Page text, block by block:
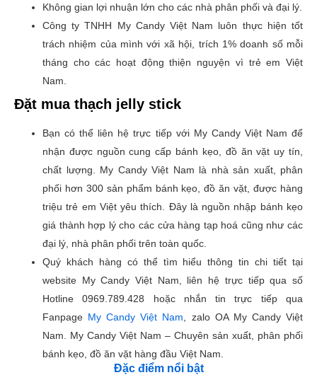
Không gian lợi nhuận lớn cho các nhà phân phối và đại lý.
Công ty TNHH My Candy Việt Nam luôn thực hiện tốt
trách nhiệm của mình với xã hội, trích 1% doanh số mỗi
tháng cho các hoạt động thiện nguyện vì trẻ em Việt
Nam.
Đặt mua thạch jelly stick
Bạn có thể liên hệ trực tiếp với My Candy Việt Nam để
nhận được nguồn cung cấp bánh kẹo, đồ ăn vặt uy tín,
chất lượng. My Candy Việt Nam là nhà sản xuất, phân
phối hơn 300 sản phẩm bánh kẹo, đồ ăn vặt, được hàng
triệu trẻ em Việt yêu thích. Đây là nguồn nhập bánh kẹo
giá thành hợp lý cho các cửa hàng tạp hoá cũng như các
đại lý, nhà phân phối trên toàn quốc.
Quý khách hàng có thể tìm hiểu thông tin chi tiết tại
website My Candy Việt Nam, liên hệ trực tiếp qua số
Hotline 0969.789.428 hoặc nhắn tin trực tiếp qua
Fanpage My Candy Việt Nam , zalo OA My Candy Việt
Nam. My Candy Việt Nam – Chuyên sản xuất, phân phối
bánh kẹo, đồ ăn vặt hàng đầu Việt Nam.
Đặc điểm nổi bật